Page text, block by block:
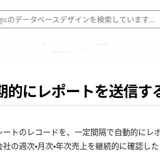
的にレポートを送信す
ートのレコードを、一定間隔で自動的にレ
の週次・月次・年次売上を継続的に確認し